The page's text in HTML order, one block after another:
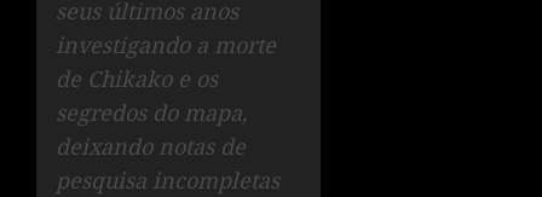
seus últimos anos
investigando a morte
de Chikako e os
segredos do mapa,
deixando notas de
pesquisa incompletas